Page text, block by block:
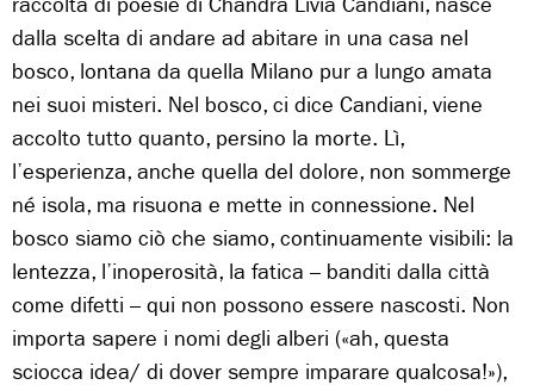
dalla scelta di andare ad abitare in una casa nel
bosco, lontana da quella Milano pur a lungo amata
nei suoi misteri. Nel bosco, ci dice Candiani, viene
accolto tutto quanto, persino la morte. Lì,
l’esperienza, anche quella del dolore, non sommerge
né isola, ma risuona e mette in connessione. Nel
bosco siamo ciò che siamo, continuamente visibili: la
lentezza, l’inoperosità, la fatica – banditi dalla città
come difetti – qui non possono essere nascosti. Non
importa sapere i nomi degli alberi («ah, questa
sciocca idea/ di dover sempre imparare qualcosa!»),